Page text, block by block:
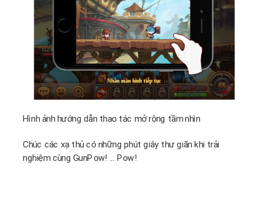
Hình ảnh hướng dẫn thao tác mở rộng tầm nhìn
Chúc các xạ thủ có những phút giây thư giãn khi trải
nghiệm cùng GunPow! ... Pow!